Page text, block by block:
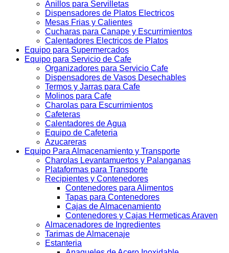
Anillos para Servilletas
Dispensadores de Platos Electricos
Mesas Frias y Calientes
Cucharas para Canape y Escurrimientos
Calentadores Electricos de Platos
Equipo para Supermercados
Equipo para Servicio de Cafe
Organizadores para Servicio Cafe
Dispensadores de Vasos Desechables
Termos y Jarras para Cafe
Molinos para Cafe
Charolas para Escurrimientos
Cafeteras
Calentadores de Agua
Equipo de Cafeteria
Azucareras
Equipo Para Almacenamiento y Transporte
Charolas Levantamuertos y Palanganas
Plataformas para Transporte
Recipientes y Contenedores
Contenedores para Alimentos
Tapas para Contenedores
Cajas de Almacenamiento
Contenedores y Cajas Hermeticas Araven
Almacenadores de Ingredientes
Tarimas de Almacenaje
Estanteria